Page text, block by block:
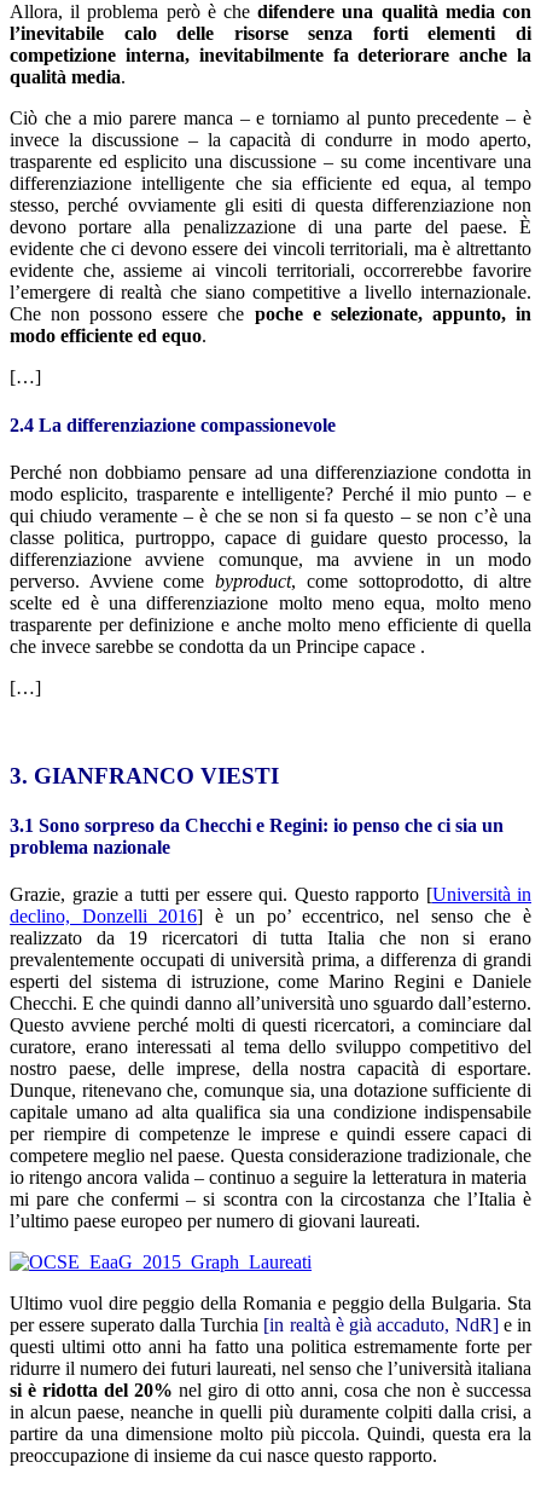
Allora, il problema però è chedifendere una qualità media con
l’inevitabile calo delle risorse senza forti elementi di
competizione interna, inevitabilmente fa deteriorare anche la
qualità media.
Ciò che a mio parere manca – e torniamo al punto precedente – è
invece la discussione – la capacità di condurre in modo aperto,
trasparente ed esplicito una discussione – su come incentivare una
differenziazione intelligente che sia efficiente ed equa, al tempo
stesso, perché ovviamente gli esiti di questa differenziazione non
devono portare alla penalizzazione di una parte del paese. È
evidente che ci devono essere dei vincoli territoriali, ma è altrettanto
evidente che, assieme ai vincoli territoriali, occorrerebbe favorire
l’emergere di realtà che siano competitive a livello internazionale.
Che non possono essere che poche e selezionate, appunto, in
modo efficiente ed equo.
[…]
2.4 La differenziazione compassionevole
Perché non dobbiamo pensare ad una differenziazione condotta in
modo esplicito, trasparente e intelligente? Perché il mio punto – e
qui chiudo veramente – è che se non si fa questo – se non c’è una
classe politica, purtroppo, capace di guidare questo processo, la
differenziazione avviene comunque, ma avviene in un modo
perverso. Avviene comebyproduct, come sottoprodotto, di altre
scelte ed è una differenziazione molto meno equa, molto meno
trasparente per definizione e anche molto meno efficiente di quella
che invece sarebbe se condotta da un Principe capace .
[…]
3. GIANFRANCO VIESTI
3.1 Sono sorpreso da Checchi e Regini: io penso che ci sia un
problema nazionale
Grazie, grazie a tutti per essere qui. Questo rapporto [Università in
declino, Donzelli 2016] è un po’ eccentrico, nel senso che è
realizzato da 19 ricercatori di tutta Italia che non si erano
prevalentemente occupati di università prima, a differenza di grandi
esperti del sistema di istruzione, come Marino Regini e Daniele
Checchi. E che quindi danno all’università uno sguardo dall’esterno.
Questo avviene perché molti di questi ricercatori, a cominciare dal
curatore, erano interessati al tema dello sviluppo competitivo del
nostro paese, delle imprese, della nostra capacità di esportare.
Dunque, ritenevano che, comunque sia, una dotazione sufficiente di
capitale umano ad alta qualifica sia una condizione indispensabile
per riempire di competenze le imprese e quindi essere capaci di
competere meglio nel paese. Questa considerazione tradizionale, che
io ritengo ancora valida – continuo a seguire la letteratura in materia
mi pare che confermi – si scontra con la circostanza che l’Italia è
l’ultimo paese europeo per numero di giovani laureati.
Ultimo vuol dire peggio della Romania e peggio della Bulgaria. Sta
per essere superato dalla Turchia [in realtà è già accaduto, NdR]e in
questi ultimi otto anni ha fatto una politica estremamente forte per
ridurre il numero dei futuri laureati, nel senso che l’università italiana
si è ridotta del 20% nel giro di otto anni, cosa che non è successa
in alcun paese, neanche in quelli più duramente colpiti dalla crisi, a
partire da una dimensione molto più piccola. Quindi, questa era la
preoccupazione di insieme da cui nasce questo rapporto.